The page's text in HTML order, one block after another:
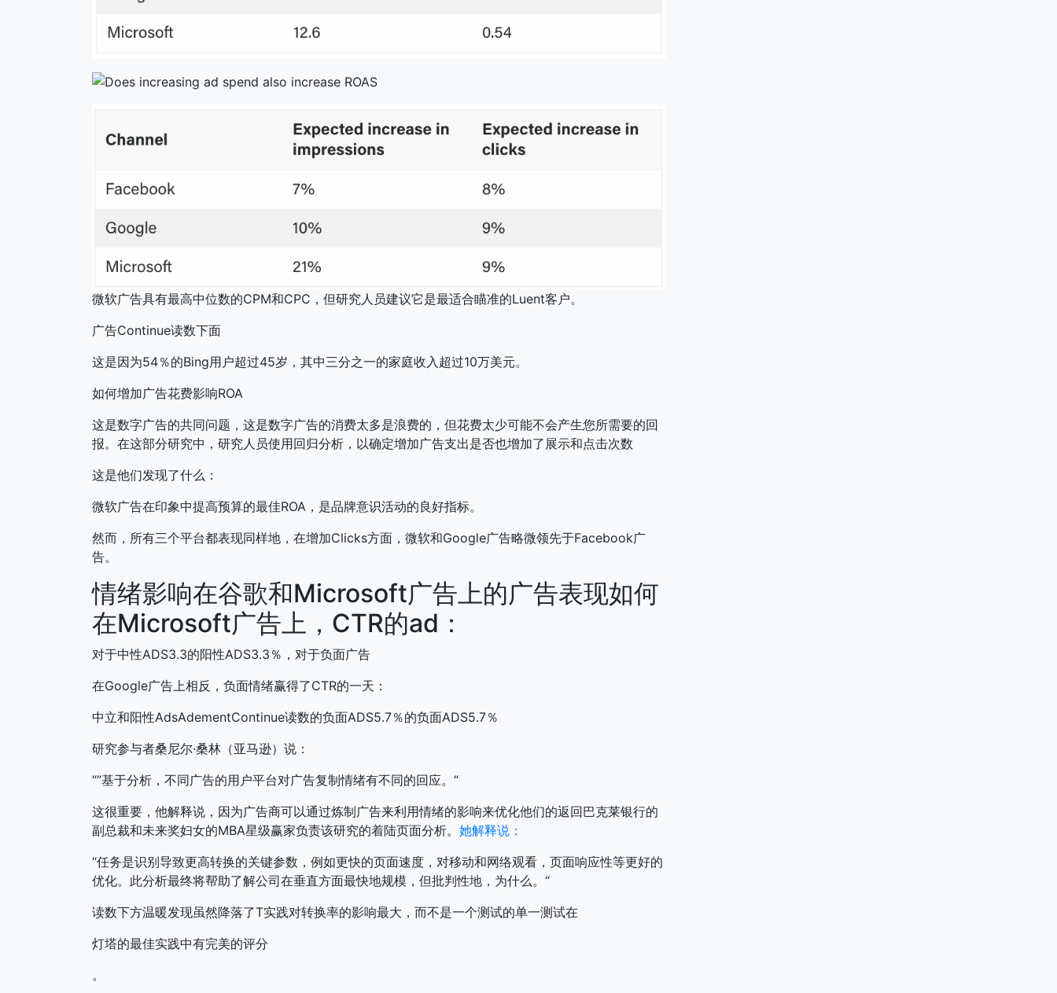
微软广告具有最高中位数的CPM和CPC，但研究人员建议它是最适合瞄准的Luent客户。
广告Continue读数下面
这是因为54％的Bing用户超过45岁，其中三分之一的家庭收入超过10万美元。
如何增加广告花费影响ROA
这是数字广告的共同问题，这是数字广告的消费太多是浪费的，但花费太少可能不会产生您所需要的回
报。在这部分研究中，研究人员使用回归分析，以确定增加广告支出是否也增加了展示和点击次数
这是他们发现了什么：
微软广告在印象中提高预算的最佳ROA，是品牌意识活动的良好指标。
然而，所有三个平台都表现同样地，在增加Clicks方面，微软和Google广告略微领先于Facebook广
告。
情绪影响在谷歌和Microsoft广告上的广告表现如何
在Microsoft广告上，CTR的ad：
对于中性ADS3.3的阳性ADS3.3％，对于负面广告
在Google广告上相反，负面情绪赢得了CTR的一天：
中立和阳性AdsAdementContinue读数的负面ADS5.7％的负面ADS5.7％
研究参与者桑尼尔·桑林（亚马逊）说：
“”基于分析，不同广告的用户平台对广告复制情绪有不同的回应。“
这很重要，他解释说，因为广告商可以通过炼制广告来利用情绪的影响来优化他们的返回巴克莱银行的
副总裁和未来奖妇女的MBA星级赢家负责该研究的着陆页面分析。 她解释说：
“任务是识别导致更高转换的关键参数，例如更快的页面速度，对移动和网络观看，页面响应性等更好的
优化。此分析最终将帮助了解公司在垂直方面最快地规模，但批判性地，为什么。“
读数下方温暖发现虽然降落了T实践对转换率的影响最大，而不是一个测试的单一测试在
灯塔的最佳实践中有完美的评分
。